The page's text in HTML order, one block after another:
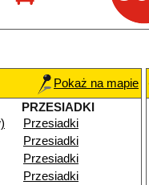
Pokaż na mapie
PRZESIADKI
Przesiadki
Przesiadki
Przesiadki
Przesiadki